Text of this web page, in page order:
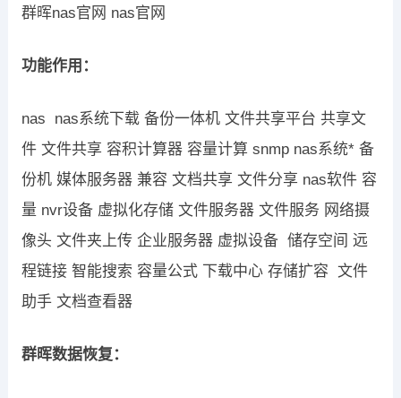
群晖nas官网 nas官网
功能作用：
nas nas系统下载 备份一体机 文件共享平台 共享文
件 文件共享 容积计算器 容量计算 snmp nas系统* 备
份机 媒体服务器 兼容 文档共享 文件分享 nas软件 容
量 nvr设备 虚拟化存储 文件服务器 文件服务 网络摄
像头 文件夹上传 企业服务器 虚拟设备 储存空间 远
程链接 智能搜索 容量公式 下载中心 存储扩容 文件
助手 文档查看器
群晖数据恢复：